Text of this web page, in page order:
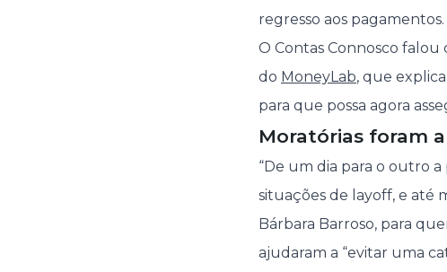
regresso aos pagamentos.
O Contas Connosco falou
do MoneyLab, que
para que possa agora
Moratórias foram
“De um dia para o outro
situações de layoff, e até
Bárbara Barroso, para
ajudaram a “evitar uma